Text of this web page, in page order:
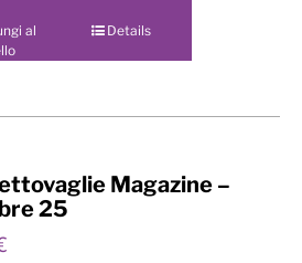
al
Details
Magazine –
25